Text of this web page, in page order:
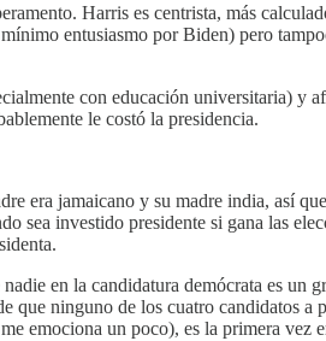
Harris es centrista, más
entusiasmo por Biden) pero
con educación universitaria) y
le costó la presidencia.
era jamaicano y su madre india, así
sea investido presidente si gana las
en la candidatura demócrata es un
que ninguno de los cuatro candidatos a
emociona un poco), es la primera vez